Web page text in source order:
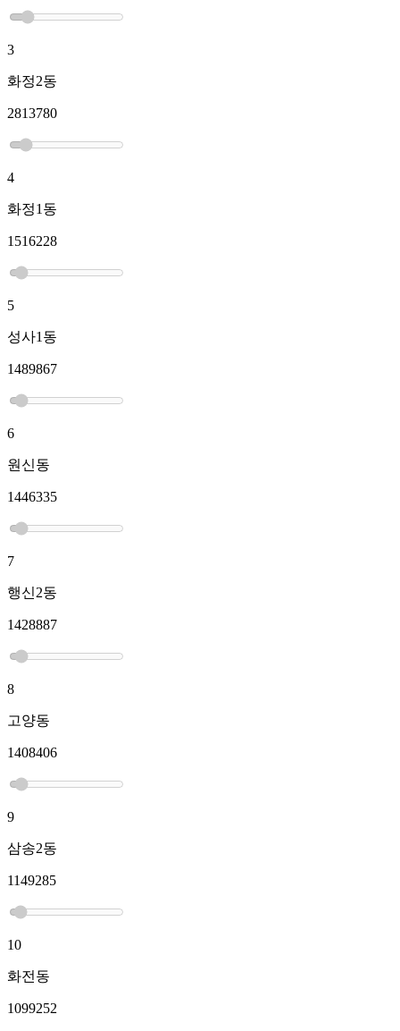
3
화정2동
2813780
4
화정1동
1516228
5
성사1동
1489867
6
원신동
1446335
7
행신2동
1428887
8
고양동
1408406
9
삼송2동
1149285
10
화전동
1099252